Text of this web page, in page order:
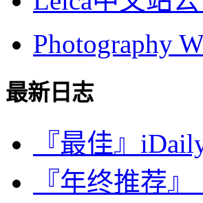
Photography
最新日志
『最佳』
『年终推荐